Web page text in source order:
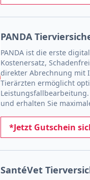
PANDA
PANDA ist die erste
Kostenersatz,
direkter Abrechnung mit
Tierärzten ermöglicht
und erhalten Sie
*Jetzt Gutschein
SantéVet